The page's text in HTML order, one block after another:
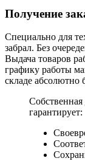
Получение
Специально для
забрал. Без
Выдача товаров
графику работы
складе абсолютно
гарантирует: